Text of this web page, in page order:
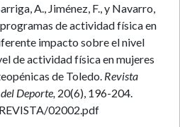
A., Jiménez, F., y Navarro,
de actividad física en
impacto sobre el nivel
de actividad física en mujeres
de Toledo. Revista
Deporte, 20(6), 196-204.
02002.pdf